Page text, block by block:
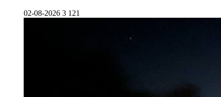
02-08-2026 3 121